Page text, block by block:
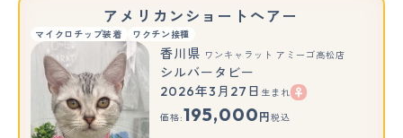
アメリカンショートヘアー
マイクロチップ装着 ワクチン接種
もっと見る
香川県 ワンキャラット アミーゴ高松店
シルバータビー
2026年3月27日 生まれ
価格:195,000 円 税込